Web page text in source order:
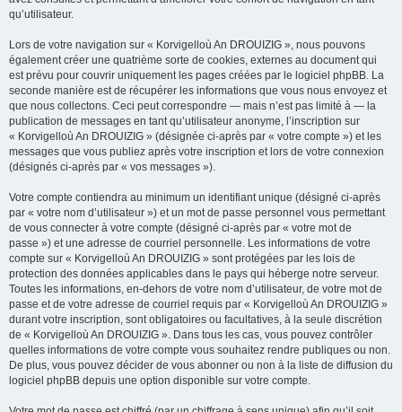
qu’utilisateur.
Lors de votre navigation sur « Korvigelloù An DROUIZIG », nous pouvons
également créer une quatrième sorte de cookies, externes au document qui
est prévu pour couvrir uniquement les pages créées par le logiciel phpBB. La
seconde manière est de récupérer les informations que vous nous envoyez et
que nous collectons. Ceci peut correspondre — mais n’est pas limité à — la
publication de messages en tant qu’utilisateur anonyme, l’inscription sur
« Korvigelloù An DROUIZIG » (désignée ci-après par « votre compte ») et les
messages que vous publiez après votre inscription et lors de votre connexion
(désignés ci-après par « vos messages »).
Votre compte contiendra au minimum un identifiant unique (désigné ci-après
par « votre nom d’utilisateur ») et un mot de passe personnel vous permettant
de vous connecter à votre compte (désigné ci-après par « votre mot de
passe ») et une adresse de courriel personnelle. Les informations de votre
compte sur « Korvigelloù An DROUIZIG » sont protégées par les lois de
protection des données applicables dans le pays qui héberge notre serveur.
Toutes les informations, en-dehors de votre nom d’utilisateur, de votre mot de
passe et de votre adresse de courriel requis par « Korvigelloù An DROUIZIG »
durant votre inscription, sont obligatoires ou facultatives, à la seule discrétion
de « Korvigelloù An DROUIZIG ». Dans tous les cas, vous pouvez contrôler
quelles informations de votre compte vous souhaitez rendre publiques ou non.
De plus, vous pouvez décider de vous abonner ou non à la liste de diffusion du
logiciel phpBB depuis une option disponible sur votre compte.